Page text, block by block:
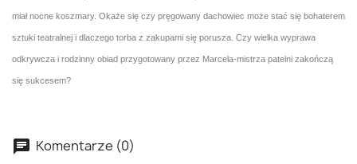
miał nocne koszmary. Okaże się czy pręgowany dachowiec może stać się bohaterem
sztuki teatralnej i dlaczego torba z zakupami się porusza. Czy wielka wyprawa
odkrywcza i rodzinny obiad przygotowany przez Marcela-mistrza patelni zakończą
się sukcesem?
Komentarze (0)